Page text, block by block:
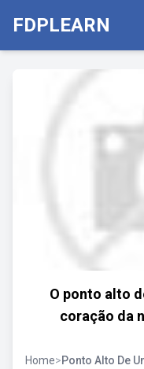
FDPLEARN
O ponto alto
coração da
Home>Ponto Alto De